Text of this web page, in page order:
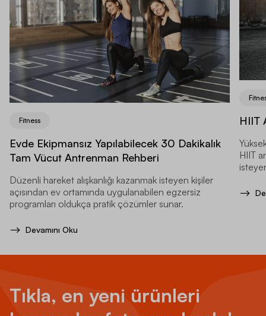
Fitness
Evde Ekipmansız Yapılabilecek 30 Dakikalık
Tam Vücut Antrenman Rehberi
Düzenli hareket alışkanlığı kazanmak isteyen kişiler
açısından ev ortamında uygulanabilen egzersiz
programları oldukça pratik çözümler sunar.
Devamını Oku
HIIT
HIIT
Tıkla, en yeni ürünleri